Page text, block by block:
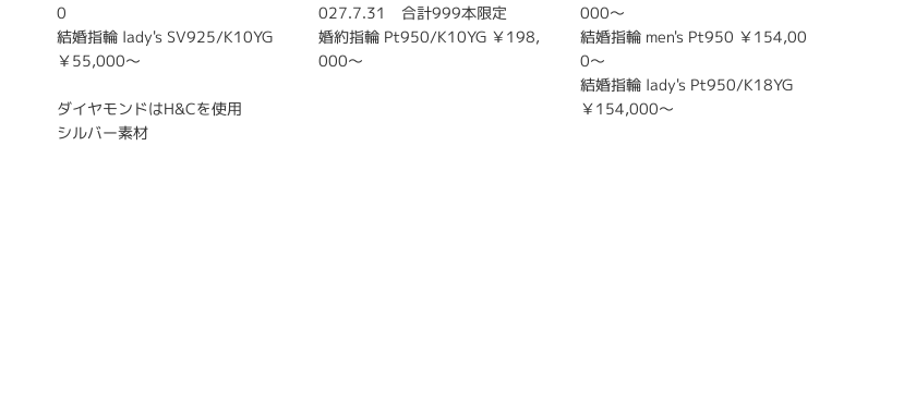
0
結婚指輪 lady's SV925/K10YG
￥55,000～
ダイヤモンドはH&Cを使用
シルバー素材
027.7.31 合計999本限定
婚約指輪 Pt950/K10YG ￥198,
000～
000～
結婚指輪 men's Pt950 ￥154,00
0～
結婚指輪 lady's Pt950/K18YG
￥154,000～